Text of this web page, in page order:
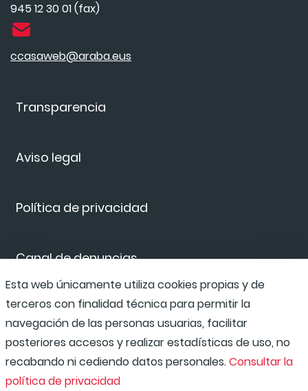
Transparencia
Aviso legal
Política de privacidad
Canal de denuncias
Compliance Program
945 12 30 01 (fax)
ccasaweb@araba.eus
Esta web únicamente utiliza cookies propias y de
terceros con finalidad técnica para permitir la
navegación de las personas usuarias, facilitar
posteriores accesos y realizar estadísticas de uso, no
recabando ni cediendo datos personales.Consultar la
política de privacidad